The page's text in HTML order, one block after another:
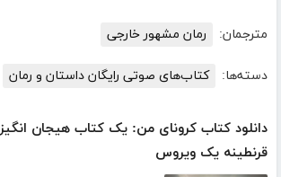
مترجمان: رمان مشهور خارجی
دسته‌ها: کتاب‌های صوتی رایگان داستان و رمان
دانلود کتاب کرونای من: یک کتاب هیجان
قرنطینه یک ویروس